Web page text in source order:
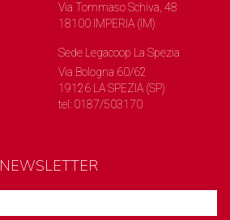
Via Tommaso Schiva, 48
18100 IMPERIA (IM)
Sede Legacoop La Spezia
Via Bologna 60/62
19126 LA SPEZIA (SP)
tel: 0187/503170
NEWSLETTER